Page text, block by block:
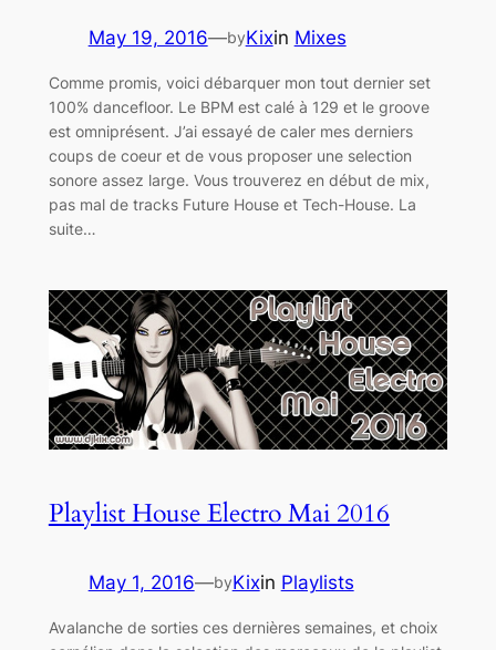
May 19, 2016—byKixin Mixes
Comme promis, voici débarquer mon tout dernier set
100% dancefloor. Le BPM est calé à 129 et le groove
est omniprésent. J’ai essayé de caler mes derniers
coups de coeur et de vous proposer une selection
sonore assez large. Vous trouverez en début de mix,
pas mal de tracks Future House et Tech-House. La
suite…
Playlist House Electro Mai 2016
May 1, 2016—byKixin Playlists
Avalanche de sorties ces dernières semaines, et choix